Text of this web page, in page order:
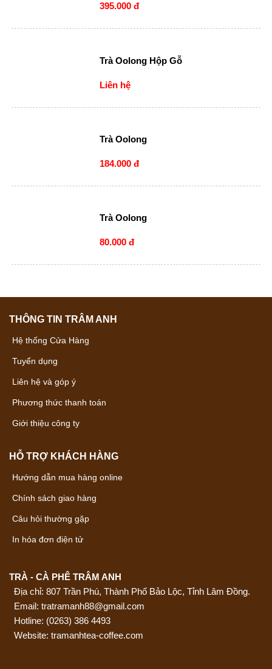
395.000 đ
Trà Oolong Hộp Gỗ
Liên hệ
Trà Oolong
184.000 đ
Trà Oolong
80.000 đ
TRÀ - CÀ PHÊ TRÂM ANH
Địa chỉ: 807 Trần Phú, Thành Phố Bảo Lộc, Tỉnh Lâm Đồng.
Email: tratramanh88@gmail.com
Hotline: (0263) 386 4493
Website: tramanhtea-coffee.com
THÔNG TIN TRÂM ANH
Hệ thống Cửa Hàng
Tuyển dụng
Liên hệ và góp ý
Phương thức thanh toán
Giới thiệu công ty
HỖ TRỢ KHÁCH HÀNG
Hướng dẫn mua hàng online
Chính sách giao hàng
Câu hỏi thường gặp
In hóa đơn điện tử